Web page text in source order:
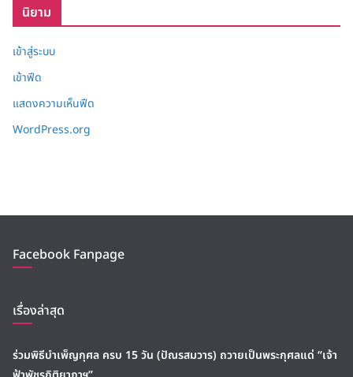
นิยาม
เข้าสู่ระบบ
เข้าฟีด
แสดงความเห็นฟีด
WordPress.org
Facebook Fanpage
เรื่องล่าสุด
ร่วมพิธีบำเพ็ญกุศล ครบ 15 วัน (ปัณรสมวาร) ถวายเป็นพระกุศลแด่ “เจ้า